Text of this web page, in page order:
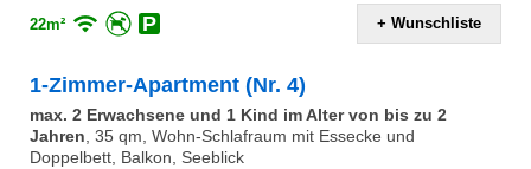
22m² + Wunschliste
1-Zimmer-Apartment (Nr. 4)
max. 2 Erwachsene und 1 Kind im Alter von bis zu 2
Jahren, 35 qm, Wohn-Schlafraum mit Essecke und
Doppelbett, Balkon, Seeblick